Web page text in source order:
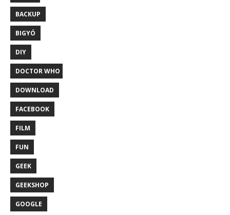
BACKUP
BIGYÓ
DIY
DOCTOR WHO
DOWNLOAD
FACEBOOK
FILM
FUN
GEEK
GEEKSHOP
GOOGLE